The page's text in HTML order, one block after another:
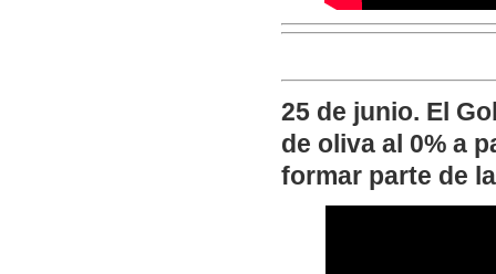
25 de junio. El
de oliva al 0% a
formar parte de